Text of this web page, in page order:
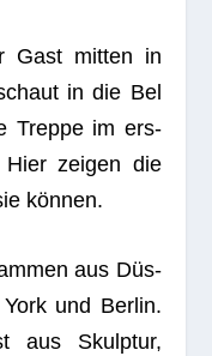
Gast mit­ten in
in die Bel
Treppe im ers­
zei­gen die
können.
aus Düs­
und Ber­lin.
aus Skulp­tur,